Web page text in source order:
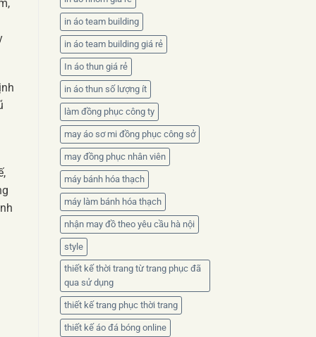
in áo team building
in áo team building giá rẻ
In áo thun giá rẻ
in áo thun số lượng ít
làm đồng phục công ty
may áo sơ mi đồng phục công sở
may đồng phục nhân viên
máy bánh hóa thạch
máy làm bánh hóa thạch
nhận may đồ theo yêu cầu hà nội
style
thiết kế thời trang từ trang phục đã
qua sử dụng
thiết kế trang phục thời trang
thiết kế áo đá bóng online